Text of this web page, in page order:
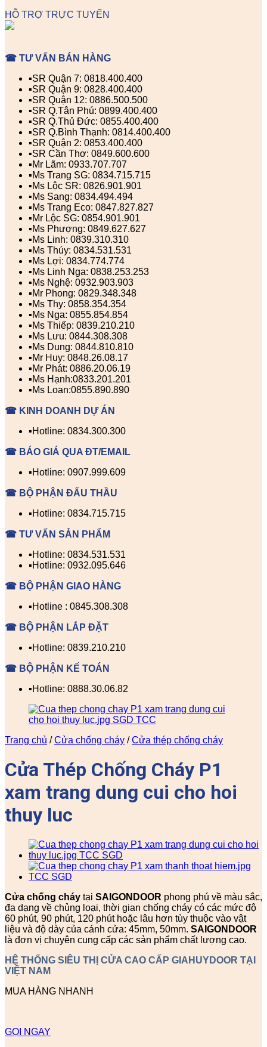
HỖ TRỢ TRỰC TUYẾN
☎ TƯ VẤN BÁN HÀNG
▪️SR Quận 7: 0818.400.400
▪️SR Quận 9: 0828.400.400
▪️SR Quận 12: 0886.500.500
▪️SR Q.Tân Phú: 0899.400.400
▪️SR Q.Thủ Đức: 0855.400.400
▪️SR Q.Bình Thạnh: 0814.400.400
▪️SR Quận 2: 0853.400.400
▪️SR Cần Thơ: 0849.600.600
▪️Mr Lãm: 0933.707.707
▪️Ms Trang SG: 0834.715.715
▪️Ms Lộc SR: 0826.901.901
▪️Ms Sang: 0834.494.494
▪️Ms Trang Eco: 0847.827.827
▪️Mr Lộc SG: 0854.901.901
▪️Ms Phượng: 0849.627.627
▪️Ms Linh: 0839.310.310
▪️Ms Thúy: 0834.531.531
▪️Ms Lợi: 0834.774.774
▪️Ms Linh Nga: 0838.253.253
▪️Ms Nghệ: 0932.903.903
▪️Mr Phong: 0829.348.348
▪️Ms Thy: 0858.354.354
▪️Ms Nga: 0855.854.854
▪️Ms Thiếp: 0839.210.210
▪️Ms Lưu: 0844.308.308
▪️Ms Dung: 0844.810.810
▪️Mr Huy: 0848.26.08.17
▪️Mr Phát: 0886.20.06.19
▪️Ms Hạnh:0833.201.201
▪️Ms Loan:0855.890.890
☎ KINH DOANH DỰ ÁN
▪️Hotline: 0834.300.300
☎ BÁO GIÁ QUA ĐT/EMAIL
▪️Hotline: 0907.999.609
☎ BỘ PHẬN ĐẤU THẦU
▪️Hotline: 0834.715.715
☎ TƯ VẤN SẢN PHẨM
▪️Hotline: 0834.531.531
▪️Hotline: 0932.095.646
☎ BỘ PHẬN GIAO HÀNG
▪️Hotline : 0845.308.308
☎ BỘ PHẬN LẮP ĐẶT
▪️Hotline: 0839.210.210
☎ BỘ PHẬN KẾ TOÁN
▪️Hotline: 0888.30.06.82
Trang chủ / Cửa chống cháy / Cửa thép chống cháy
Cửa Thép Chống Cháy P1
xam trang dung cui cho hoi
thuy luc
Cửa chống cháy tại SAIGONDOOR phong phú về màu sắc,
đa dạng về chủng loại, thời gian chống cháy có các mức độ
60 phút, 90 phút, 120 phút hoặc lâu hơn tùy thuộc vào vật
liệu và độ dày của cánh cửa: 45mm, 50mm. SAIGONDOOR
là đơn vị chuyên cung cấp các sản phẩm chất lượng cao.
HỆ THỐNG SIÊU THỊ CỬA CAO CẤP GIAHUYDOOR TẠI
VIỆT NAM
MUA HÀNG NHANH
GỌI NGAY